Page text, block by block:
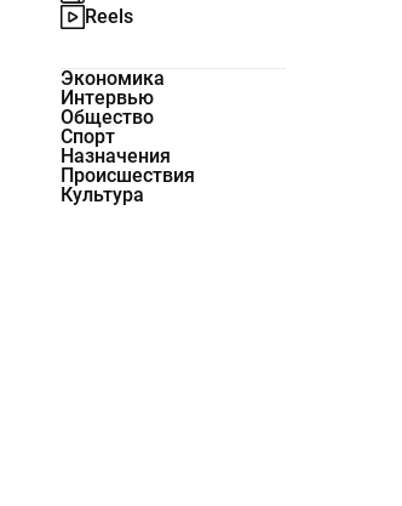
Reels
Экономика
Интервью
Общество
Спорт
Назначения
Происшествия
Культура